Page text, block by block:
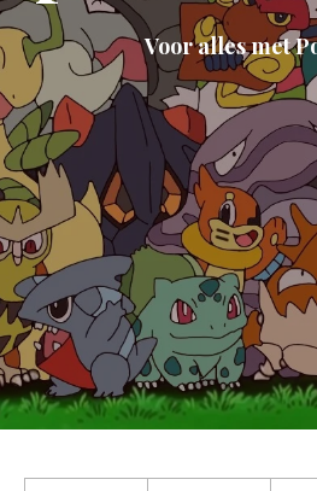
Voor alles met